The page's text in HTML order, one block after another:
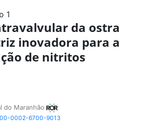
1
da ostra
inovadora para a
de nitritos
do Maranhão
0002-6700-9013